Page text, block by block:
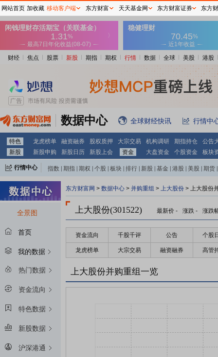
财经 焦点 股票 新股 期指 期权 行情 数据 全球 美股 港股
数据中心 全球财经快讯 行情中
特色 龙虎榜单 融资融券 股权质押 大宗交易 机构调研 期指持仓
公告
新股
新股申购 新股日历 新股上会 资金 大盘资金 个股资金 板块
行情中心 指数 期指 期权 个股 板块 排行 新股 基金 港股 美股 期货
全景图
首页
我的数据
热门数据
资金流向
特色数据
新股数据
沪深港通
东方财富网 > 数据中心 > 并购重组 > 上大股份 > 上大股份
上大股份(301522) 最新价 - 涨跌 - 涨跌
资金流向 千股千评 公告 个股
龙虎榜单 大宗交易 融资融券 高管
上大股份并购重组一览
网站首页 加收藏 移动客户端 东方财富 天天基金网 东方财富证券 东方